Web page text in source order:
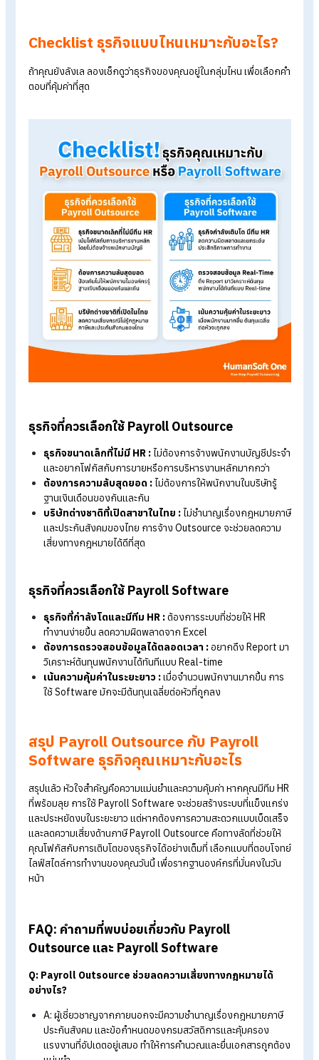
ค่าใช้จ่ายในการลงทุน:
Payroll Software:
รวมค่าแรงผู้เชี่ยวชาญไว้แล้ว
ความยืดหยุ่นในการจัดการ
Payroll Software:มีความยืดหยุ่นสูง HR สามารถแก้ไขห
ดึงรายงานออกมาดูได้ทันทีแบบ Real-time
Payroll Outsource:
การแก้ไขข้อมูลแบบกะทันหันอาจมีขั้
ตอนประสานงานเพิ่มขึ้นเล็กน้อย ตามข้อตกลงการส่งงาน
อ่านเพิ่มเติมได้ที่ >>เปรียบเทียบ โปรแกรมคิดเงินเดือนออนไลน์
รับทำเงินเดือน
Checklist ธุรกิจแบบไหนเหมาะกับอะไร?
ถ้าคุณยังลังเล ลองเช็กดูว่าธุรกิจของคุณอยู่ในกลุ่มไหน เพื่อเลือ
ตอบที่คุ้มค่าที่สุด
ธุรกิจที่ควรเลือกใช้ Payroll Outsource
ต้องการความลับสุดยอด :
ฐานเงินเดือนของกันและกัน
บริษัทต่างชาติที่เปิดสาขาในไทย :ไม่ชำนาญเรื่องกฎหมาย
และประกันสังคมของไทย การจ้าง Outsource จะช่วยลดควา
เสี่ยงทางกฎหมายได้ดีที่สุด
ธุรกิจที่ควรเลือกใช้ Payroll Software